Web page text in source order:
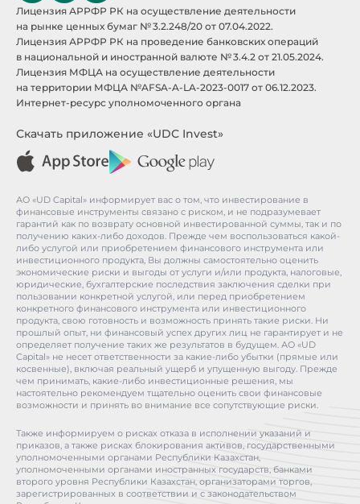
Лицензия АРРФР РК на осуществление деятельности
на рынке ценных бумаг № 3.2.248/20 от 07.04.2022.
Лицензия АРРФР РК на проведение банковских операций
в национальной и иностранной валюте № 3.4.2 от 21.05.2024.
Лицензия МФЦА на осуществление деятельности
на территории МФЦА №AFSA-A-LA-2023-0017 от 06.12.2023.
Интернет-ресурс уполномоченного органа
Скачать приложение «UDC Invest»
АО «UD Capital» информирует вас о том, что инвестирование в
финансовые инструменты связано с риском, и не подразумевает
гарантий как по возврату основной инвестированной суммы, так и по
получению каких-либо доходов. Прежде чем воспользоваться какой-
либо услугой или приобретением финансового инструмента или
инвестиционного продукта, Вы должны самостоятельно оценить
экономические риски и выгоды от услуги и/или продукта, налоговые,
юридические, бухгалтерские последствия заключения сделки при
пользовании конкретной услугой, или перед приобретением
конкретного финансового инструмента или инвестиционного
продукта, свою готовность и возможность принять такие риски. Ни
прошлый опыт, ни финансовый успех других лиц не гарантирует и не
определяет получение таких же результатов в будущем. АО «UD
Capital» не несет ответственности за какие-либо убытки (прямые или
косвенные), включая реальный ущерб и упущенную выгоду. Прежде
чем принимать, какие-либо инвестиционные решения, мы
настоятельно рекомендуем тщательно оценить свои финансовые
возможности и принять во внимание все сопутствующие риски.
Также информируем о рисках отказа в исполнении указаний и
приказов, а также рисках блокирования активов, государственными
уполномоченными органами Республики Казахстан,
уполномоченными органами иностранных государств, банками
второго уровня Республики Казахстан, организаторами торгов,
зарегистрированных в соответствии и с законодательством